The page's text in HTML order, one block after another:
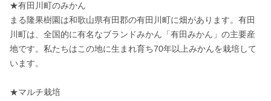
★有田川町のみかん
まる隆果樹園は和歌山県有田郡の有田川町に畑があります。有田
川町は、全国的に有名なブランドみかん「有田みかん」の主要産
地です。私たちはこの地に生まれ育ち70年以上みかんを栽培して
います。
★マルチ栽培